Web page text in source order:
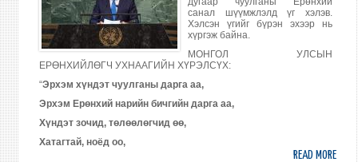
санал шүүмжлэлд үг хэлэв.
Хэлсэн үгийг бүрэн эхээр нь
хүргэж байна.
МОНГОЛ УЛСЫН
ЕРӨНХИЙЛӨГЧ УХНААГИЙН ХҮРЭЛСҮХ:
“Эрхэм хүндэт чуулганы дарга аа,
Эрхэм Ерөнхий нарийн бичгийн дарга аа,
Хүндэт зочид, төлөөлөгчид өө,
Хатагтай, ноёд оо,
READ MORE